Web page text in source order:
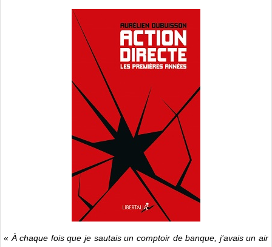
« À chaque fois que je sautais un comptoir de banque, j’avais un air